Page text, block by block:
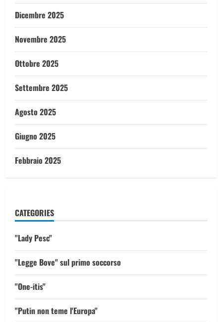
Dicembre 2025
Novembre 2025
Ottobre 2025
Settembre 2025
Agosto 2025
Giugno 2025
Febbraio 2025
CATEGORIES
"Lady Pesc"
"Legge Bove" sul primo soccorso
"One-itis"
"Putin non teme l'Europa"